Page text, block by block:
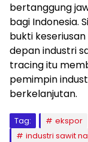
bertanggung
bagi Indonesia.
bukti
depan industri
tracing itu
pemimpin
berkelanjutan.
Tag: ekspor
industri sawit